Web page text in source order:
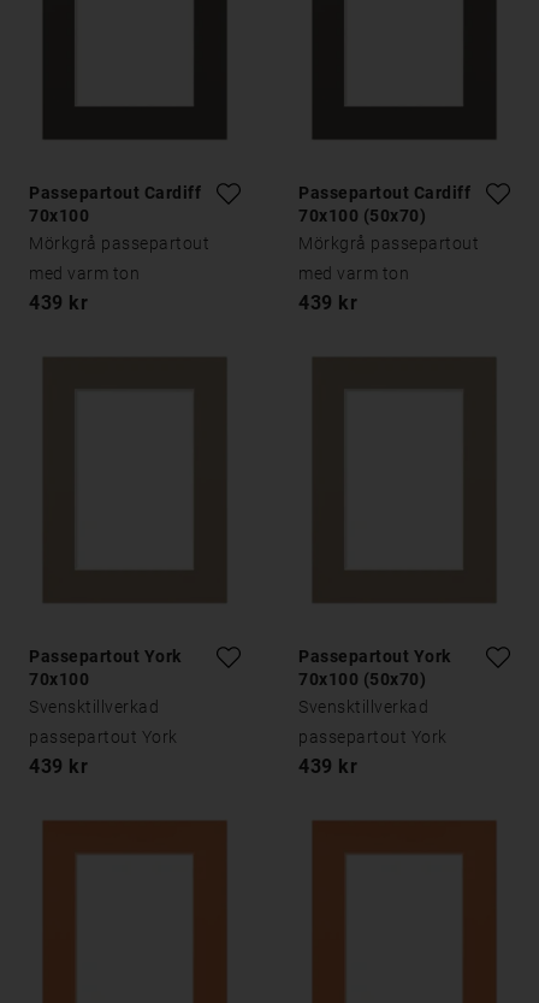
Passepartout Cardiff
70x100
Mörkgrå passepartout
med varm ton
439 kr
Passepartout Cardiff
70x100 (50x70)
Mörkgrå passepartout
med varm ton
439 kr
Passepartout York
70x100
Svensktillverkad
passepartout York
439 kr
Passepartout York
70x100 (50x70)
Svensktillverkad
passepartout York
439 kr